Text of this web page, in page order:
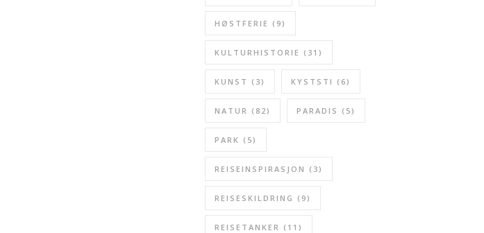
HØSTFERIE (9)
KULTURHISTORIE (31)
KUNST (3) KYSTSTI (6)
NATUR (82) PARADIS (5)
PARK (5)
REISEINSPIRASJON (3)
REISESKILDRING (9)
REISETANKER (11)